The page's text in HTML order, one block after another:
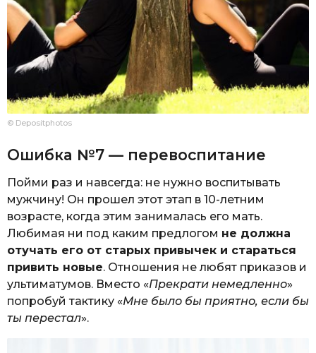
© Depositphotos
Ошибка №7 — перевоспитание
Пойми раз и навсегда: не нужно воспитывать
мужчину! Он прошел этот этап в 10-летним
возрасте, когда этим занималась его мать.
Любимая ни под каким предлогом не должна
отучать его от старых привычек и стараться
привить новые. Отношения не любят приказов и
ультиматумов. Вместо «Прекрати немедленно»
попробуй тактику «Мне было бы приятно, если бы
ты перестал».